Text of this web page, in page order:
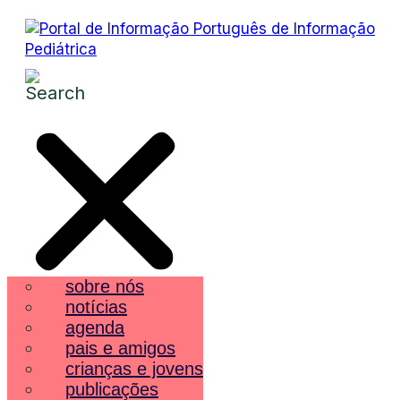
sobre nós
notícias
agenda
pais e amigos
crianças e jovens
publicações